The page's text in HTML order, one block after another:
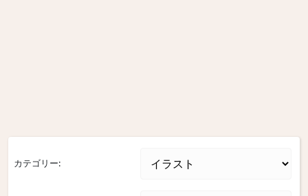
カテゴリー: